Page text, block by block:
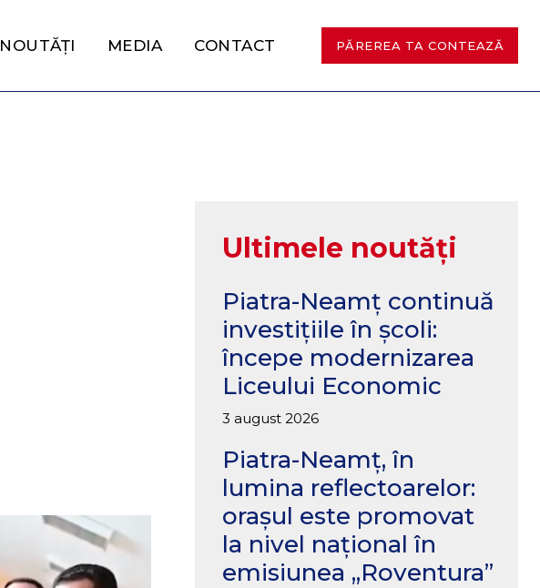
NOUTĂȚI MEDIA CONTACT PĂREREA TA CONTEAZĂ
Ultimele noutăți
Piatra-Neamț continuă
investițiile în școli:
începe modernizarea
Liceului Economic
3 august 2026
Piatra-Neamț, în
lumina reflectoarelor:
orașul este promovat
la nivel național în
emisiunea „Roventura”